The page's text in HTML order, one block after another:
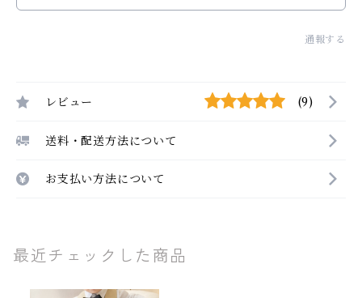
通報する
レビュー (9)
送料・配送方法について
お支払い方法について
最近チェックした商品